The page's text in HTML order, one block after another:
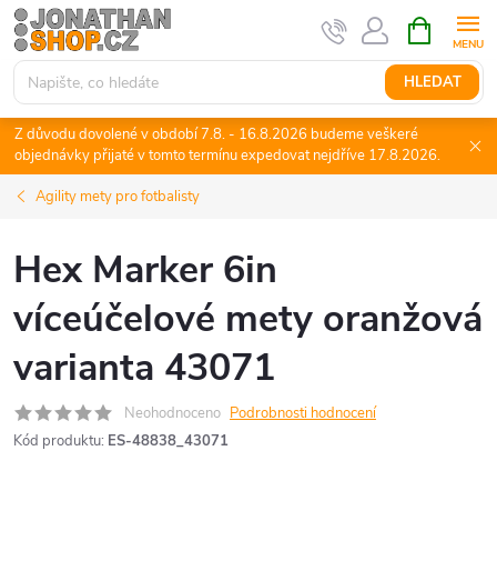
Přejít
na
obsah
HLEDAT
NÁKUPNÍ
KOŠÍK
Z důvodu dovolené v období 7.8. - 16.8.2026 budeme veškeré
objednávky přijaté v tomto termínu expedovat nejdříve 17.8.2026.
Agility mety pro fotbalisty
Hex Marker 6in
víceúčelové mety oranžová
varianta 43071
Neohodnoceno Podrobnosti hodnocení
Kód produktu: ES-48838_43071